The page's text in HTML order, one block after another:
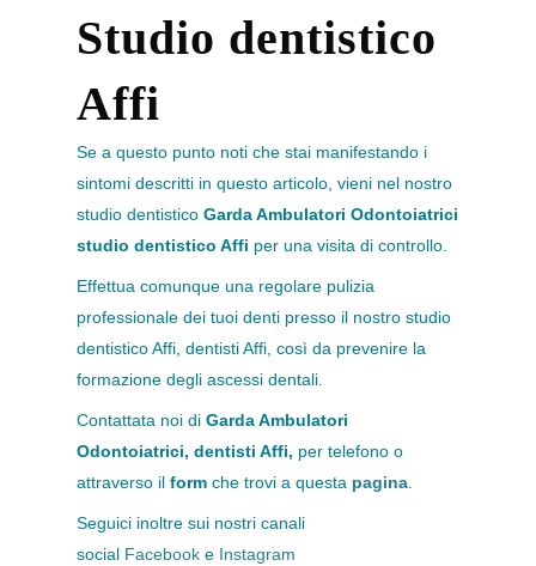
Studio dentistico
Affi
Se a questo punto noti che stai manifestando i
sintomi descritti in questo articolo, vieni nel nostro
studio dentistico Garda Ambulatori Odontoiatrici
studio dentistico Affi per una visita di controllo.
Effettua comunque una regolare pulizia
professionale dei tuoi denti presso il nostro studio
dentistico Affi, dentisti Affi, così da prevenire la
formazione degli ascessi dentali.
Contattata noi di Garda Ambulatori
Odontoiatrici, dentisti Affi, per telefono o
attraverso il form che trovi a questa pagina
Seguici inoltre sui nostri canali
social Facebook e Instagram